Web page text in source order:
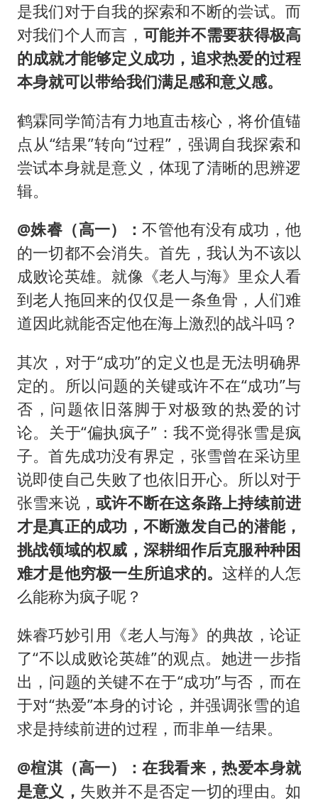
是我们对于自我的探索和不断的尝试。而
对我们个人而言， 可能并不需要获得极高
的成就才能够定义成功，追求热爱的过程
本身就可以带给我们满足感和意义感。
鹤霖同学简洁有力地直击核心，将价值锚
点从“结果”转向“过程”，强调自我探索和
尝试本身就是意义，体现了清晰的思辨逻
辑。
@姝睿（高一）：不管他有没有成功，他
的一切都不会消失。首先，我认为不该以
成败论英雄。就像《老人与海》里众人看
到老人拖回来的仅仅是一条鱼骨，人们难
道因此就能否定他在海上激烈的战斗吗？
其次，对于“成功”的定义也是无法明确界
定的。所以问题的关键或许不在“成功”与
否，问题依旧落脚于对极致的热爱的讨
论。关于“偏执疯子”：我不觉得张雪是疯
子。首先成功没有界定，张雪曾在采访里
说即使自己失败了也依旧开心。所以对于
张雪来说，或许不断在这条路上持续前进
才是真正的成功，不断激发自己的潜能，
挑战领域的权威，深耕细作后克服种种困
难才是他穷极一生所追求的。这样的人怎
么能称为疯子呢？
姝睿巧妙引用《老人与海》的典故，论证
了“不以成败论英雄”的观点。她进一步指
出，问题的关键不在于“成功”与否，而在
于对“热爱”本身的讨论，并强调张雪的追
求是持续前进的过程，而非单一结果。
@楦淇（高一）：在我看来，热爱本身就
是意义， 失败并不是否定一切的理由。如